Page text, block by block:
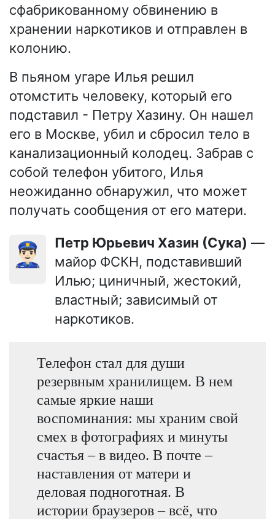
сфабрикованному обвинению в
хранении наркотиков и отправлен в
колонию.
В пьяном угаре Илья решил
отомстить человеку, который его
подставил - Петру Хазину. Он нашел
его в Москве, убил и сбросил тело в
канализационный колодец. Забрав с
собой телефон убитого, Илья
неожиданно обнаружил, что может
получать сообщения от его матери.
👮🏻‍♂️ Петр Юрьевич Хазин (Сука) —
майор ФСКН, подставивший
Илью; циничный, жестокий,
властный; зависимый от
наркотиков.
Телефон стал для души
резервным хранилищем. В нем
самые яркие наши
воспоминания: мы храним свой
смех в фотографиях и минуты
счастья – в видео. В почте –
наставления от матери и
деловая подноготная. В
истории браузеров – всё, что